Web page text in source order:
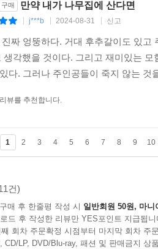
구매 만약 내가 나무집에 산다면
j***b 2024-08-31 신고
진짜 엉뚱하다. 거대 후추갈이도 있
생각했을 것이다. 그리고 재미있는
다. 그러나 주인공들이 죽지 않는
뷰를 추천합니다.
1 2 3 4 5 6 7 8 9 10
건)
매 후 한줄평 작성 시 일반회원 50원, 마니
드 후 작성한 리뷰만 YES포인트 지급됩니
회차 주문확정 시점부터 마지막 회차 주
CD/LP, DVD/Blu-ray, 패션 및 판매금지 상